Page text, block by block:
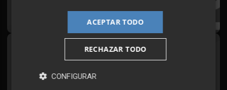
¡Quiero suscribirme!
Síguenos en redes
Plaza Podcast, desde cualquier medio
ACEPTAR TODO
RECHAZAR TODO
CONFIGURAR